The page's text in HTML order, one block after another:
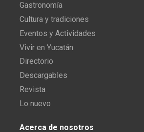
Gastronomía
Cultura y tradiciones
Eventos y Actividades
Vivir en Yucatán
Directorio
Descargables
Revista
Lo nuevo
Acerca de nosotros